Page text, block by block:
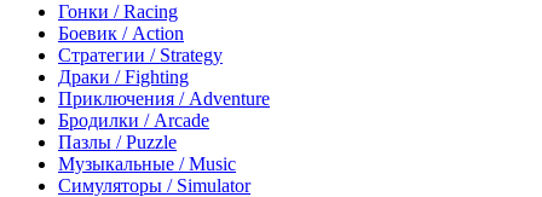
Гонки / Racing
Боевик / Action
Стратегии / Strategy
Драки / Fighting
Приключения / Adventure
Бродилки / Arcade
Пазлы / Puzzle
Музыкальные / Music
Симуляторы / Simulator